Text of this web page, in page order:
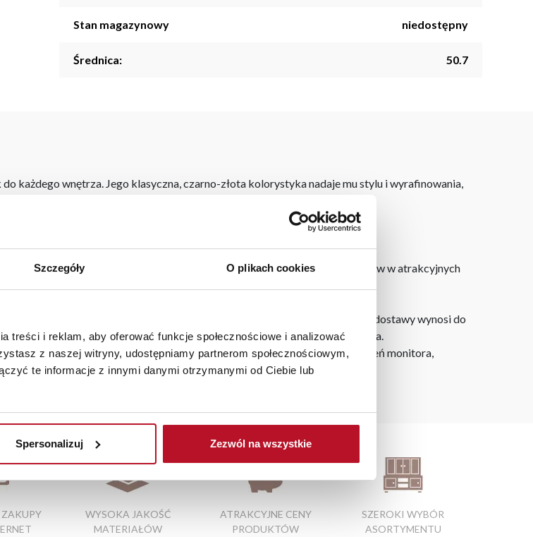
Szczegóły O plikach cookies
treści i reklam, aby oferować funkcje społecznościowe i analizować
z naszej witryny, udostępniamy partnerom społecznościowym,
te informacje z innymi danymi otrzymanymi od Ciebie lub
Spersonalizuj Zezwól na wszystkie
Stan magazynowy niedostępny
Średnica: 50.7
każdego wnętrza. Jego klasyczna, czarno-złota kolorystyka nadaje mu stylu i wyrafinowania,
dekoracyjnych. Zapraszamy do zapoznania się z naszą ofertą zegarów w atrakcyjnych
na terenie całej Polski. W przypadku zamówień internetowych czas dostawy wynosi do
1000 zł dostarczamy gratis niezależnie od miejsca złożenia zamówienia.
materiałów mogą różnić się od widocznych na ekranie, zależnie od ustawień monitora,
|słupki kuchenne
ZAKUPY
WYSOKA JAKOŚĆ
MATERIAŁÓW
ATRAKCYJNE CENY
PRODUKTÓW
SZEROKI WYBÓR
ASORTYMENTU